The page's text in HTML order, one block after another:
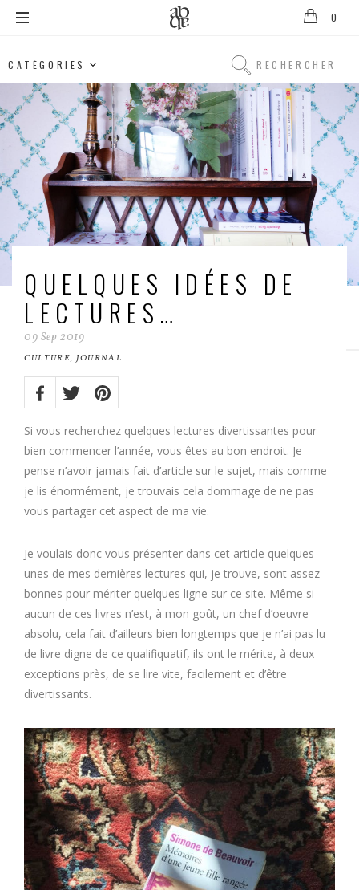
D'Anthenay
0
Rechercher
Rechercher
QUELQUES IDÉES DE
LECTURES…
09 Sep 2019
CULTURE, JOURNAL
Share
on:Facebook
TwitterPinterest
Si vous recherchez quelques lectures divertissantes pour
bien commencer l’année, vous êtes au bon endroit. Je
pense n’avoir jamais fait d’article sur le sujet, mais comme
je lis énormément, je trouvais cela dommage de ne pas
vous partager cet aspect de ma vie.
Je voulais donc vous présenter dans cet article quelques
unes de mes dernières lectures qui, je trouve, sont assez
bonnes pour mériter quelques ligne sur ce site. Même si
aucun de ces livres n’est, à mon goût, un chef d’oeuvre
absolu, cela fait d’ailleurs bien longtemps que je n’ai pas lu
de livre digne de ce qualifiquatif, ils ont le mérite, à deux
exceptions près, de se lire vite, facilement et d’être
divertissants.